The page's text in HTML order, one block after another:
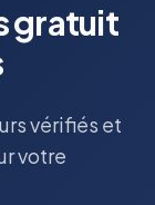
gratuit
vérifiés et
votre